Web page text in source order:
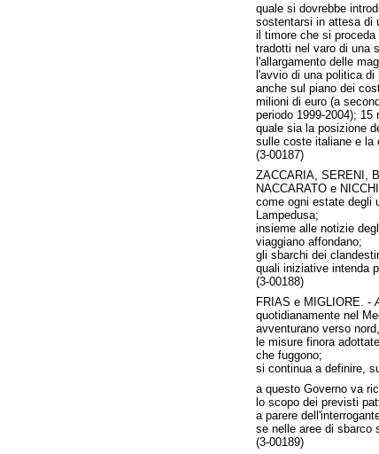
quale si dovrebbe
sostentarsi in attesa di
il timore che si
tradotti nel varo di una
l'allargamento delle
l'avvio di una politica
anche sul piano dei
milioni di euro (a
periodo 1999-2004);
quale sia la posizione
sulle coste italiane e la
(3-00187)
ZACCARIA, SERENI,
NACCARATO e
come ogni estate degli
Lampedusa;
insieme alle notizie
viaggiano affondano;
gli sbarchi dei
quali iniziative intenda
(3-00188)
FRIAS e MIGLIORE. -
quotidianamente nel
avventurano verso
le misure finora
che fuggono;
si continua a definire,
a questo Governo va
lo scopo dei previsti
a parere
se nelle aree di sbarco
(3-00189)